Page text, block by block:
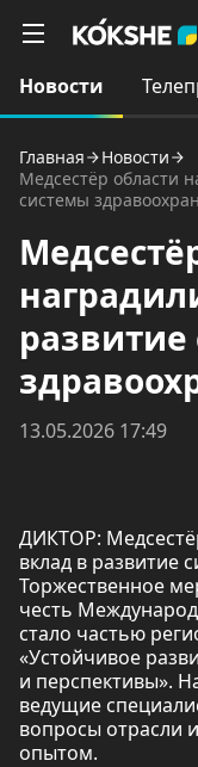
Новости
Главная
Новости
Медсестёр области
системы
13.05.2026 17:49
ДИКТОР:
вклад в развитие
Торжественное
честь
стало частью
«Устойчивое
и перспективы».
ведущие
вопросы отрасли
опытом.